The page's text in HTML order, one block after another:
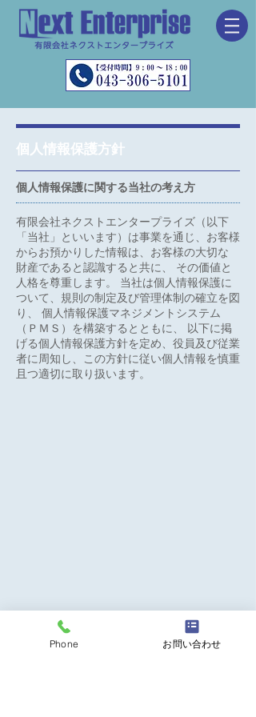
個人情報保護方針
個人情報保護に関する当社の考え方
有限会社ネクストエンタープライズ（以下
「当社」といいます）は事業を通じ、お客様
からお預かりした情報は、お客様の大切な
財産であると認識すると共に、 その価値と
人格を尊重します。 当社は個人情報保護に
ついて、規則の制定及び管理体制の確立を図
り、 個人情報保護マネジメントシステム
（ＰＭＳ）を構築するとともに、 以下に掲
げる個人情報保護方針を定め、役員及び従業
者に周知し、この方針に従い個人情報を慎重
且つ適切に取り扱います。
Phone お問い合わせ